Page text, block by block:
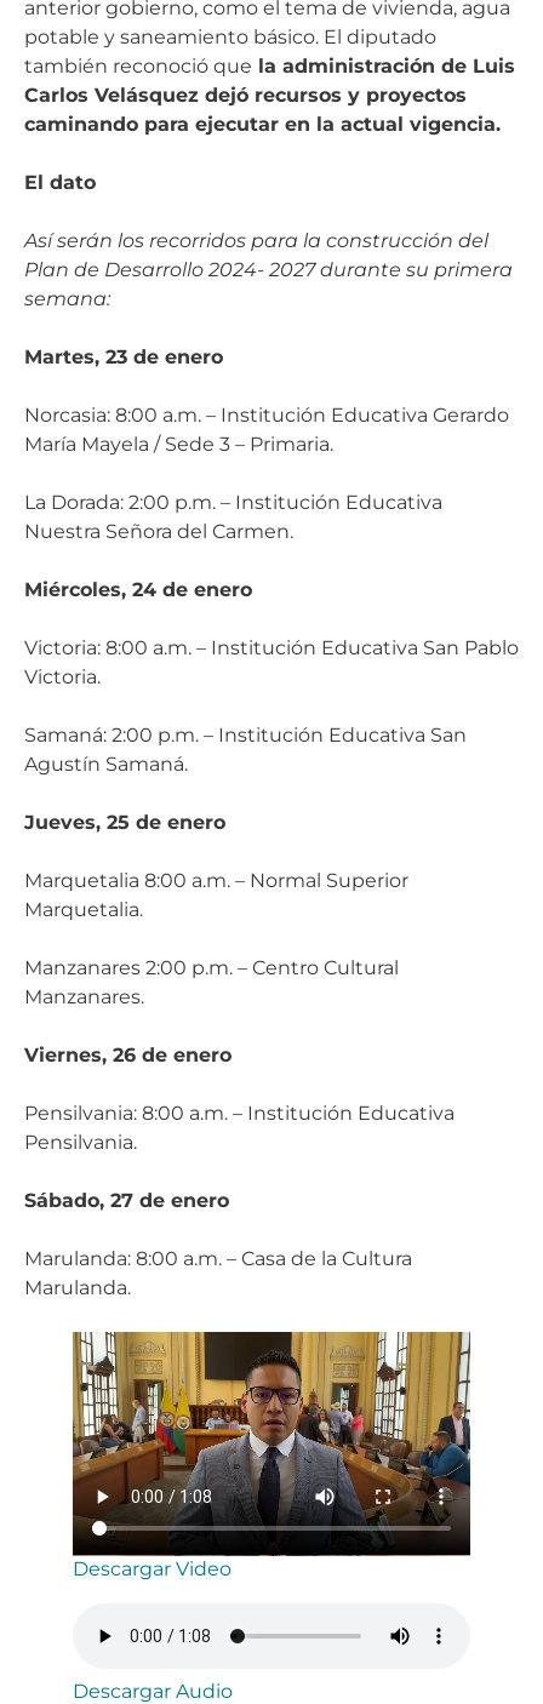
anterior gobierno, como el tema de vivienda, agua
potable y saneamiento básico. El diputado
también reconoció que la administración de Luis
Carlos Velásquez dejó recursos y proyectos
caminando para ejecutar en la actual vigencia.
El dato
Así serán los recorridos para la construcción del
Plan de Desarrollo 2024- 2027 durante su primera
semana:
Martes, 23 de enero
Norcasia: 8:00 a.m. – Institución Educativa Gerardo
María Mayela / Sede 3 – Primaria.
La Dorada: 2:00 p.m. – Institución Educativa
Nuestra Señora del Carmen.
Miércoles, 24 de enero
Victoria: 8:00 a.m. – Institución Educativa San Pablo
Victoria.
Samaná: 2:00 p.m. – Institución Educativa San
Agustín Samaná.
Jueves, 25 de enero
Marquetalia 8:00 a.m. – Normal Superior
Marquetalia.
Manzanares 2:00 p.m. – Centro Cultural
Manzanares.
Viernes, 26 de enero
Pensilvania: 8:00 a.m. – Institución Educativa
Pensilvania.
Sábado, 27 de enero
Marulanda: 8:00 a.m. – Casa de la Cultura
Marulanda.
Descargar Video
Descargar Audio